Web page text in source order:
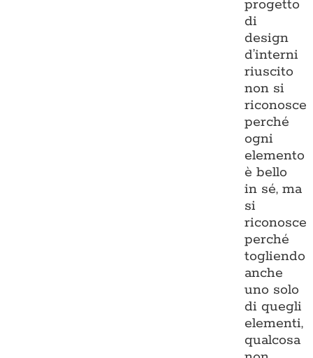
progetto
di
design
d’interni
riuscito
non si
riconosce
perché
ogni
elemento
è bello
in sé, ma
si
riconosce
perché
togliendo
anche
uno solo
di quegli
elementi,
qualcosa